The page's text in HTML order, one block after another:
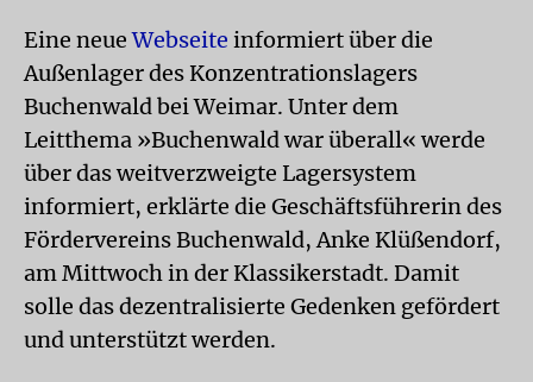
Eine neueWebseite informiert über die
Außenlager des Konzentrationslagers
Buchenwald bei Weimar. Unter dem
Leitthema »Buchenwald war überall« werde
über das weitverzweigte Lagersystem
informiert, erklärte die Geschäftsführerin des
Fördervereins Buchenwald, Anke Klüßendorf,
am Mittwoch in der Klassikerstadt. Damit
solle das dezentralisierte Gedenken gefördert
und unterstützt werden.